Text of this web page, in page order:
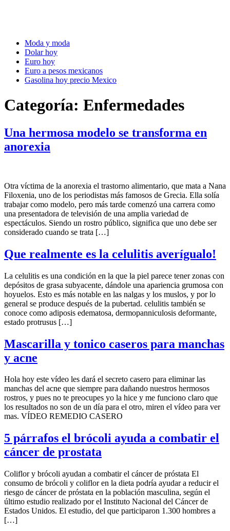
Moda y moda
Dolar hoy
Euro hoy
Euro a pesos mexicanos
Gasolina hoy precio Mexico
Categoría: Enfermedades
Una hermosa modelo se transforma en
anorexia
Otra víctima de la anorexia el trastorno alimentario, que mata a Nana
Filoxenia, uno de los periodistas más famosos de Grecia. Ella solía
trabajar como modelo, pero más tarde comenzó una carrera como
una presentadora de televisión de una amplia variedad de
espectáculos. Siendo un rostro público, significa que uno debe ser
considerado cuando se trata […]
Que realmente es la celulitis averígualo!
La celulitis es una condición en la que la piel parece tener zonas con
depósitos de grasa subyacente, dándole una apariencia grumosa con
hoyuelos. Esto es más notable en las nalgas y los muslos, y por lo
general se produce después de la pubertad. celulitis también se
conoce como adiposis edematosa, dermopanniculosis deformante,
estado protrusus […]
Mascarilla y tonico caseros para manchas
y acne
Hola hoy este vídeo les dará el secreto casero para eliminar las
manchas del acne que siempre para dañando nuestros hermosos
rostros, y pues no te preocupes yo la hice y me funciono claro que
los resultados no son de un día para el otro, miren el vídeo para ver
mas. VÍDEO REMEDIO CASERO
5 párrafos el brócoli ayuda a combatir el
cáncer de prostata
Coliflor y brócoli ayudan a combatir el cáncer de próstata El
consumo de brócoli y coliflor en la dieta podría ayudar a reducir el
riesgo de cáncer de próstata en la población masculina, según el
último estudio realizado por el Instituto Nacional del Cáncer de
Estados Unidos. El estudio, del que participaron 1.300 hombres a
[…]